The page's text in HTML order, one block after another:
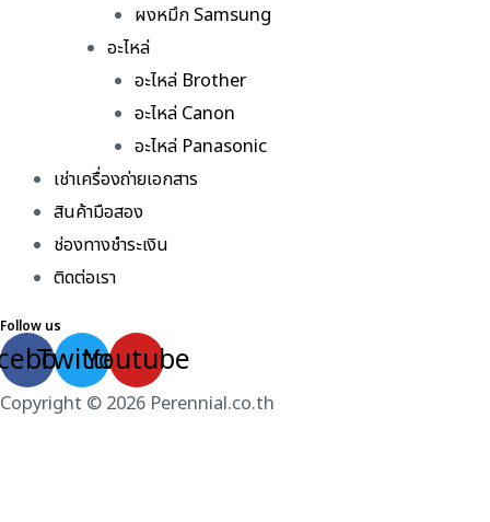
ผงหมึก Samsung
อะไหล่
อะไหล่ Brother
อะไหล่ Canon
อะไหล่ Panasonic
เช่าเครื่องถ่ายเอกสาร
สินค้ามือสอง
ช่องทางชำระเงิน
ติดต่อเรา
Follow us
TwitterYoutube
Copyright © 2026 Perennial.co.th